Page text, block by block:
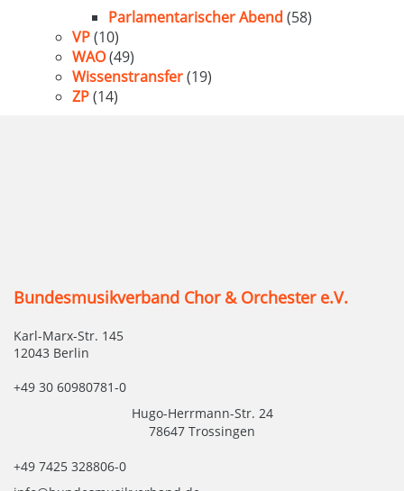
Parlamentarischer Abend (58)
VP(10)
WAO(49)
Wissenstransfer(19)
ZP(14)
Bundesmusikverband Chor & Orchester e.V.
Karl-Marx-Str. 145
12043 Berlin
+49 30 60980781-0
Hugo-Herrmann-Str. 24
78647 Trossingen
+49 7425 328806-0